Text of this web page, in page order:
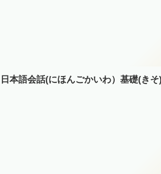
日本語会話(にほんごかいわ）基礎(き